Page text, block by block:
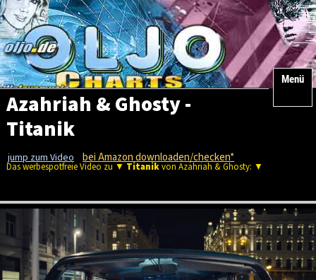
Menü
Azahriah & Ghosty -
Titanik
jump zum Video bei Amazon downloaden/checken*
Das werbespotfreie Video zu ▼ Titanikvon Azahriah & Ghosty: ▼